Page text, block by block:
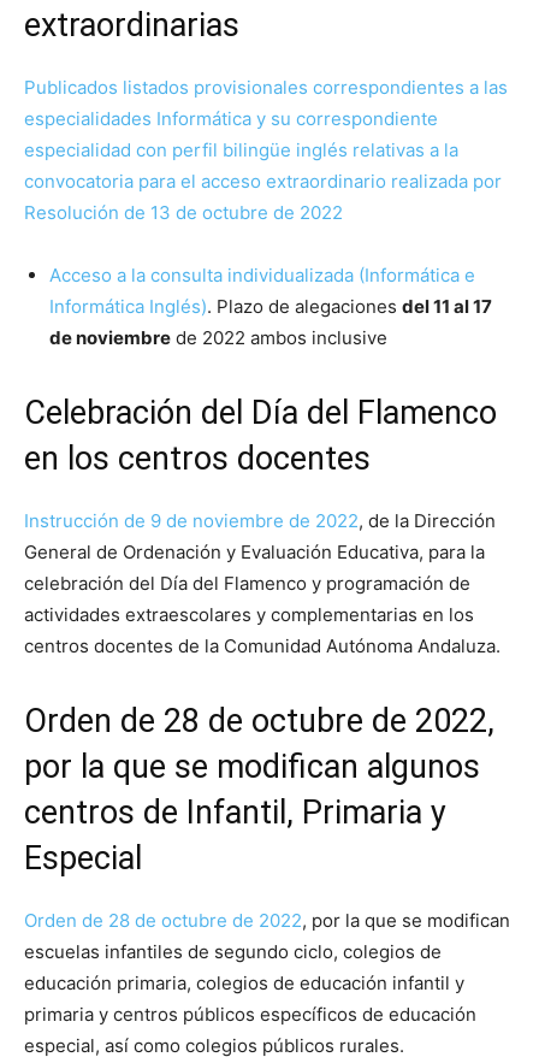
extraordinarias
Publicados listados provisionales correspondientes a las
especialidades Informática y su correspondiente
especialidad con perfil bilingüe inglés relativas a la
convocatoria para el acceso extraordinario realizada por
Resolución de 13 de octubre de 2022
Acceso a la consulta individualizada (Informática e
Informática Inglés). Plazo de alegaciones del 11 al 17
de noviembre de 2022 ambos inclusive
Celebración del Día del Flamenco
en los centros docentes
Instrucción de 9 de noviembre de 2022, de la Dirección
General de Ordenación y Evaluación Educativa, para la
celebración del Día del Flamenco y programación de
actividades extraescolares y complementarias en los
centros docentes de la Comunidad Autónoma Andaluza.
Orden de 28 de octubre de 2022,
por la que se modifican algunos
centros de Infantil, Primaria y
Especial
Orden de 28 de octubre de 2022, por la que se modifican
escuelas infantiles de segundo ciclo, colegios de
educación primaria, colegios de educación infantil y
primaria y centros públicos específicos de educación
especial, así como colegios públicos rurales.